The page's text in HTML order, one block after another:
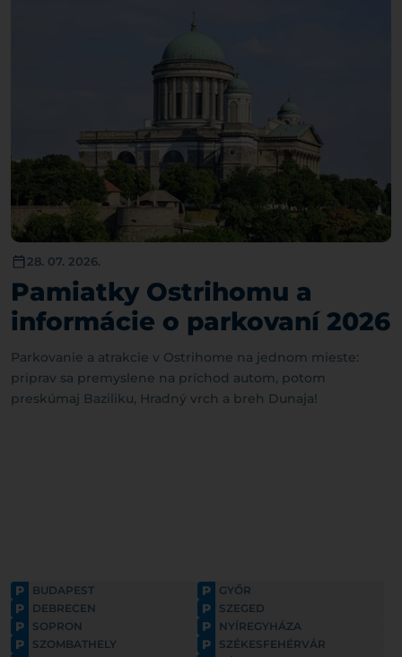
28. 07. 2026.
Pamiatky Ostrihomu a
informácie o parkovaní 2026
Parkovanie a atrakcie v Ostrihome na jednom mieste:
priprav sa premyslene na príchod autom, potom
preskúmaj Baziliku, Hradný vrch a breh Dunaja!
P BUDAPEST P GYŐR
P DEBRECEN P SZEGED
P SOPRON P NYÍREGYHÁZA
P SZOMBATHELY P SZÉKESFEHÉRVÁR